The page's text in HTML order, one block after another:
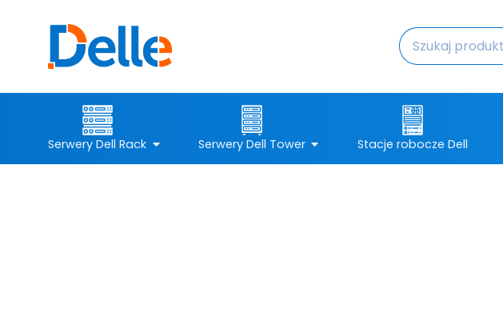
Serwery Dell Rack Serwery Dell Tower Stacje robocze Dell